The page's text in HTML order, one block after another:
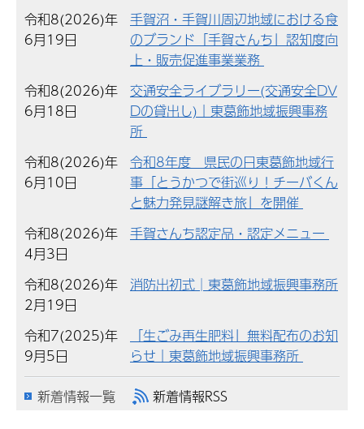
令和8(2026)年
6月19日
手賀沼・手賀川周辺地域における食
のブランド「手賀さんち」認知度向
上・販売促進事業業務
令和8(2026)年
6月18日
交通安全ライブラリー(交通安全DV
Dの貸出し)｜東葛飾地域振興事務
所
令和8(2026)年
6月10日
令和8年度 県民の日東葛飾地域行
事「とうかつで街巡り！チーバくん
と魅力発見謎解き旅」を開催
令和8(2026)年
4月3日
手賀さんち認定品・認定メニュー
令和8(2026)年
2月19日
消防出初式│東葛飾地域振興事務所
令和7(2025)年
9月5日
「生ごみ再生肥料」無料配布のお知
らせ｜東葛飾地域振興事務所
新着情報一覧
新着情報RSS